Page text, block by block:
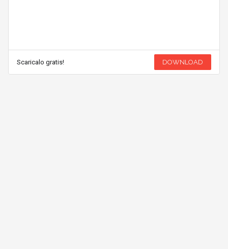
Scaricalo gratis! DOWNLOAD